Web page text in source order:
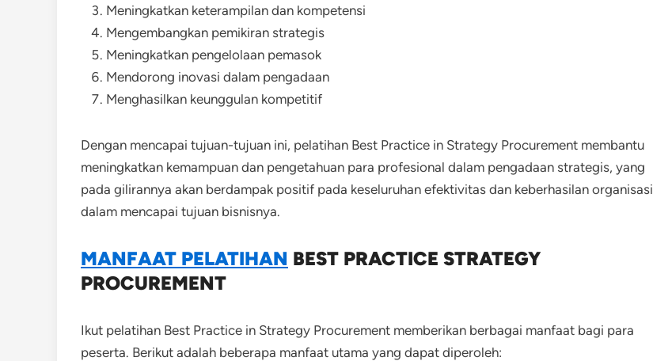
Meningkatkan keterampilan dan kompetensi
Mengembangkan pemikiran strategis
Meningkatkan pengelolaan pemasok
Mendorong inovasi dalam pengadaan
Menghasilkan keunggulan kompetitif
Dengan mencapai tujuan-tujuan ini, pelatihan Best Practice in Strategy Procurement membantu
meningkatkan kemampuan dan pengetahuan para profesional dalam pengadaan strategis, yang
pada gilirannya akan berdampak positif pada keseluruhan efektivitas dan keberhasilan organisasi
dalam mencapai tujuan bisnisnya.
MANFAAT PELATIHAN BEST PRACTICE STRATEGY
PROCUREMENT
Ikut pelatihan Best Practice in Strategy Procurement memberikan berbagai manfaat bagi para
peserta. Berikut adalah beberapa manfaat utama yang dapat diperoleh: